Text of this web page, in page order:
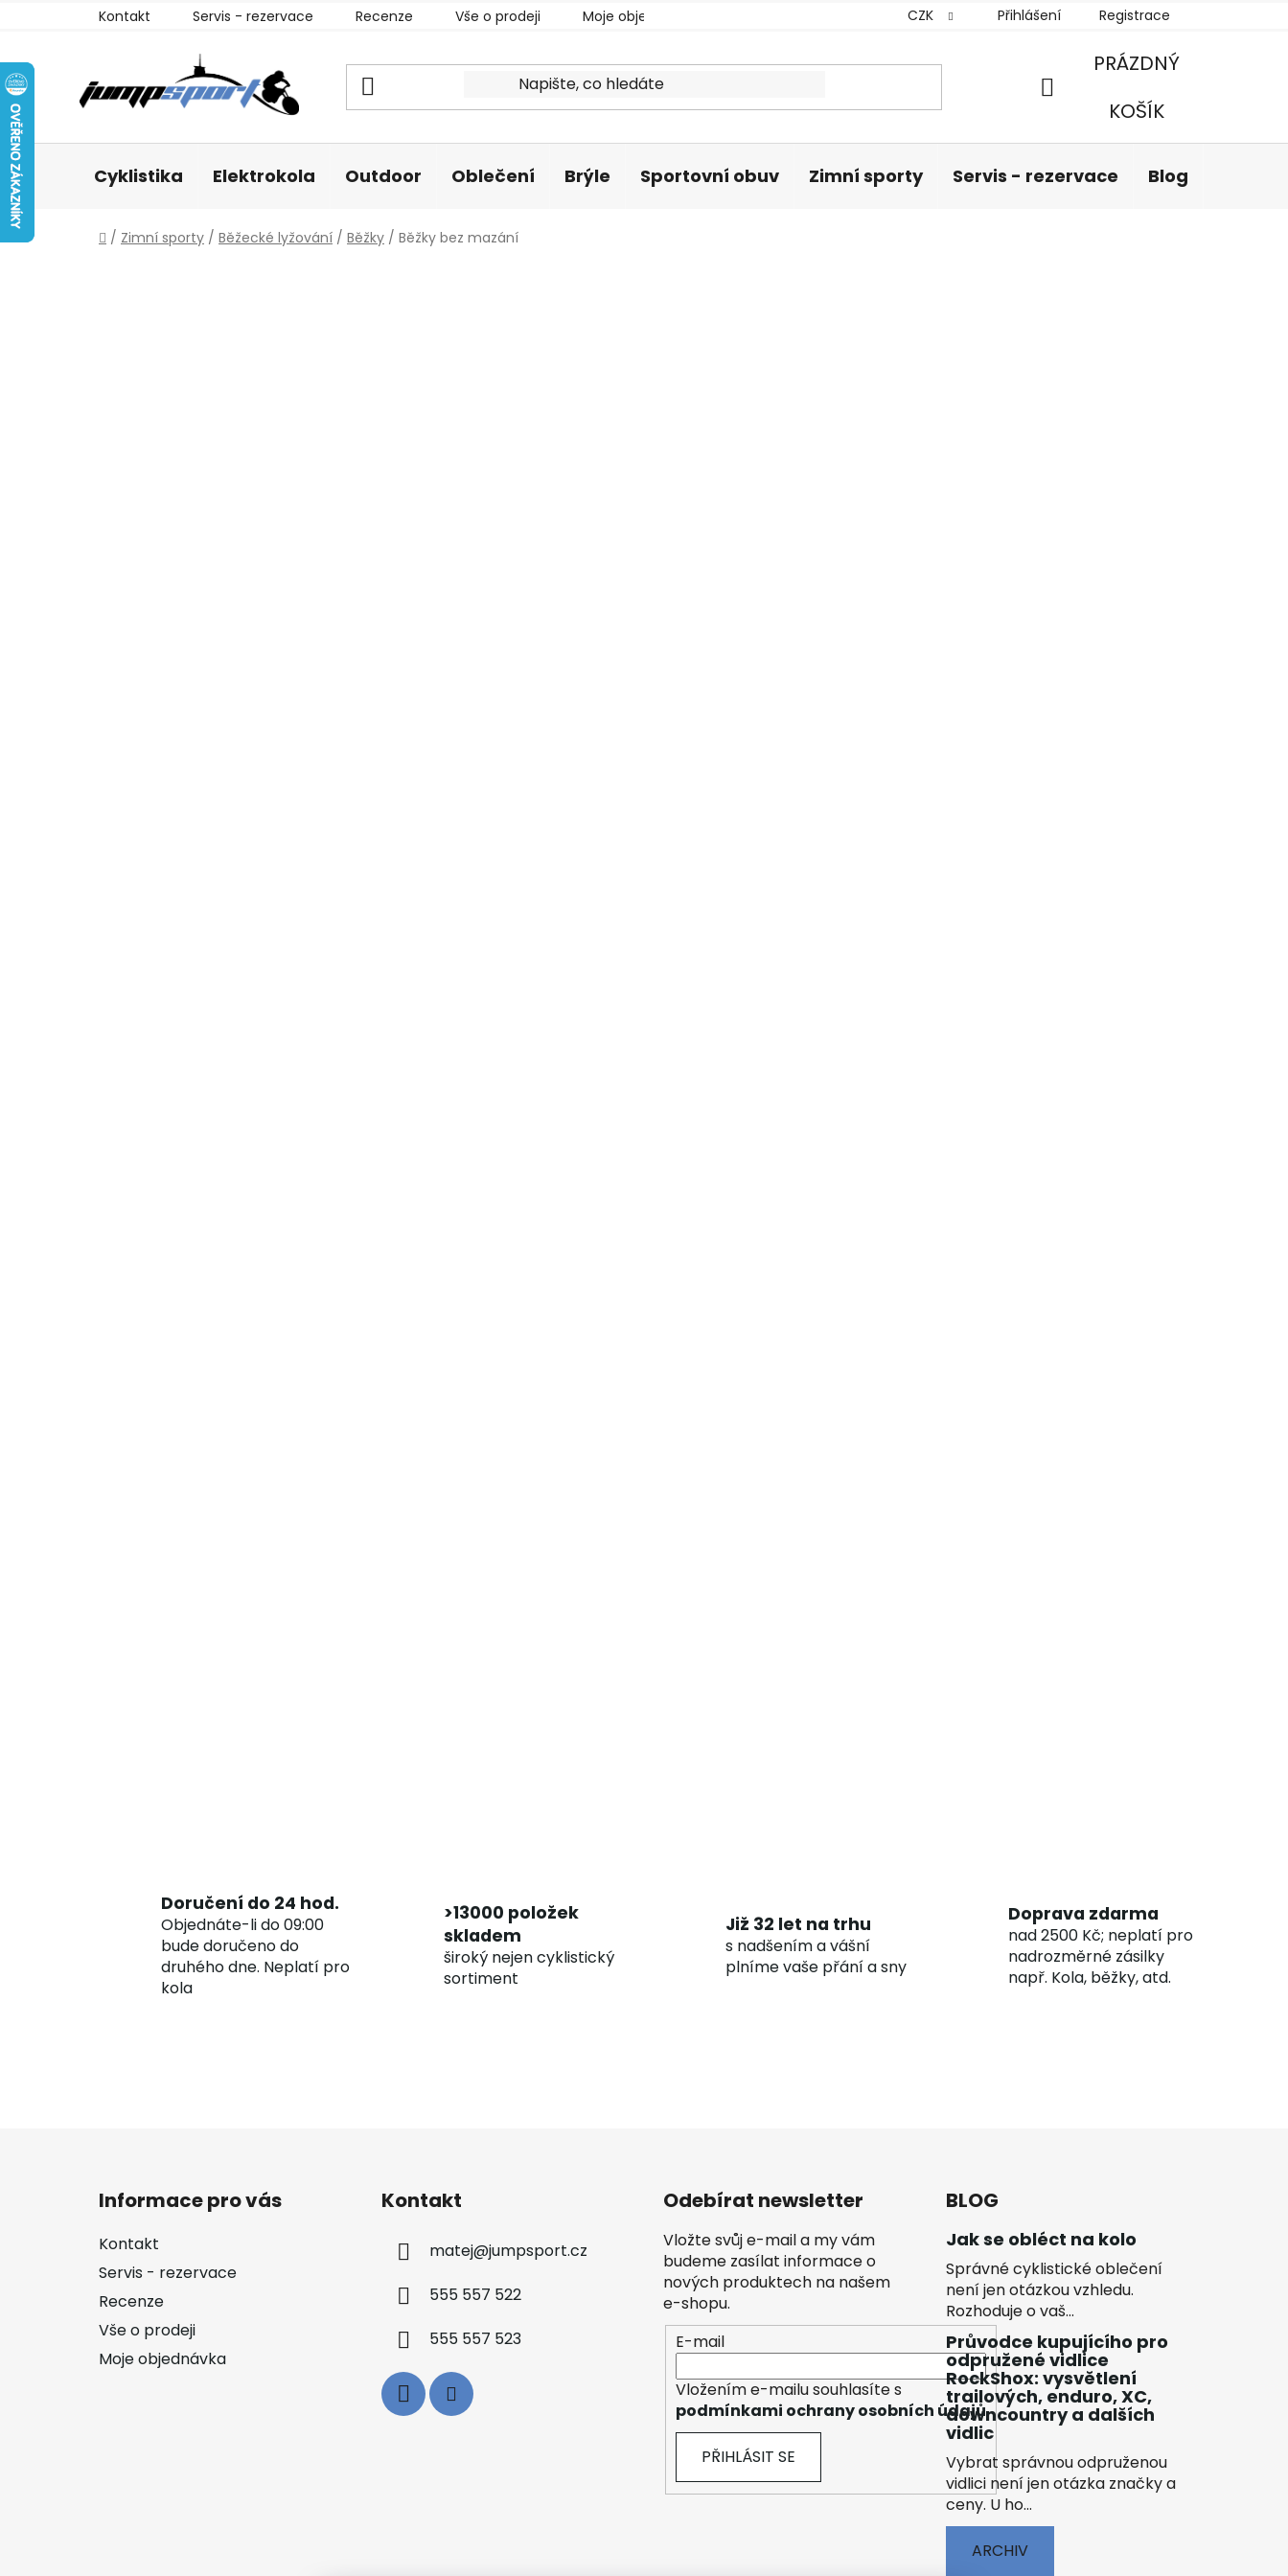
Kontakt Servis - rezervace Recenze Vše o prodeji Moje objednávka CZK Přihlášení Registrace
NÁKUPNÍ
PRÁZDNÝ
KOŠÍK
Cyklistika Elektrokola Outdoor Oblečení Brýle Sportovní obuv Zimní sporty Servis - rezervace Blog
Domů
/ Zimní sporty / Běžecké lyžování / Běžky / Běžky bez mazání
Doručení do 24 hod.
Objednáte-li do 09:00
bude doručeno do
druhého dne. Neplatí pro
kola
>13000 položek
skladem
široký nejen cyklistický
sortiment
Již 32 let na trhu
s nadšením a vášní
plníme vaše přání a sny
Doprava zdarma
nad 2500 Kč; neplatí pro
nadrozměrné zásilky
např. Kola, běžky, atd.
Informace pro vás
Kontakt
Servis - rezervace
Recenze
Vše o prodeji
Moje objednávka
Kontakt
matej@jumpsport.cz
555 557 522
555 557 523
Odebírat newsletter
Vložte svůj e-mail a my vám
budeme zasílat informace o
nových produktech na našem
e-shopu.
E-mail
Vložením e-mailu souhlasíte s
podmínkami ochrany osobních údajů
PŘIHLÁSIT SE
BLOG
Jak se obléct na kolo
Správné cyklistické oblečení
není jen otázkou vzhledu.
Rozhoduje o vaš...
Průvodce kupujícího pro
odpružené vidlice
RockShox: vysvětlení
trailových, enduro, XC,
downcountry a dalších
vidlic
Vybrat správnou odpruženou
vidlici není jen otázka značky a
ceny. U ho...
ARCHIV